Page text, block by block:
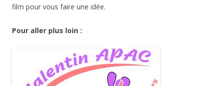
film pour vous faire une idée.
Pour aller plus loin :